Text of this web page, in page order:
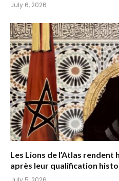
July 6, 2026
Les Lions de l’Atlas
après leur qualification